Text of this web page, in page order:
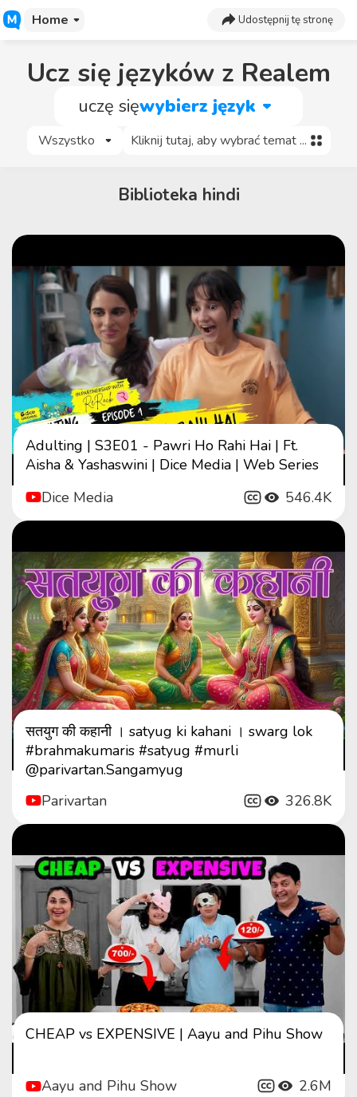
Home Udostępnij tę stronę
Ucz się języków z Realem
uczę sięwybierz język
Wszystko Kliknij tutaj, aby wybrać temat ...
Biblioteka hindi
Adulting | S3E01 - Pawri Ho Rahi Hai | Ft.
Aisha & Yashaswini | Dice Media | Web Series
Dice Media
546.4K
सतयुग की कहानी । satyug ki kahani । swarg lok
#brahmakumaris #satyug #murli
@parivartan.Sangamyug
Parivartan
326.8K
CHEAP vs EXPENSIVE | Aayu and Pihu Show
Aayu and Pihu Show 2.6M